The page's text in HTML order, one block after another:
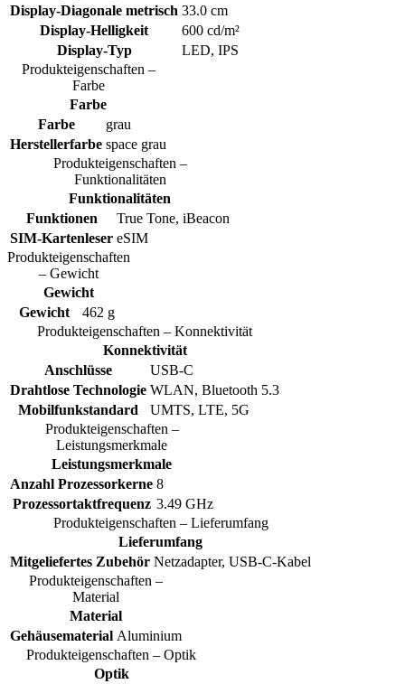
Display-Diagonale metrisch 33.0 cm
Display-Helligkeit
600 cd/m²
Display-Typ
LED, IPS
Produkteigenschaften –
Farbe
Farbe
Farbe
grau
Herstellerfarbe space grau
Produkteigenschaften –
Funktionalitäten
Funktionalitäten
Funktionen
True Tone, iBeacon
SIM-Kartenleser eSIM
Produkteigenschaften
– Gewicht
Gewicht
Gewicht
462 g
Produkteigenschaften – Konnektivität
Konnektivität
Anschlüsse
USB-C
Drahtlose Technologie WLAN, Bluetooth 5.3
Mobilfunkstandard
UMTS, LTE, 5G
Produkteigenschaften –
Leistungsmerkmale
Leistungsmerkmale
Anzahl Prozessorkerne 8
Prozessortaktfrequenz 3.49 GHz
Produkteigenschaften – Lieferumfang
Lieferumfang
Mitgeliefertes Zubehör Netzadapter, USB-C-Kabel
Produkteigenschaften –
Material
Material
Gehäusematerial Aluminium
Produkteigenschaften – Optik
Optik